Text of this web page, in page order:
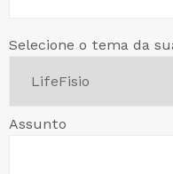
Selecione o tema da
Assunto